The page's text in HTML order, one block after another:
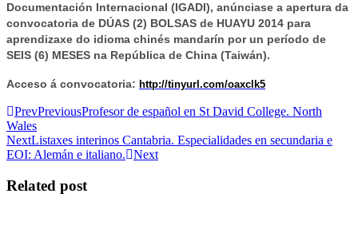
Documentación Internacional (IGADI), anúnciase a apertura da
convocatoria de DÚAS (2) BOLSAS de HUAYU 2014 para
aprendizaxe do idioma chinés mandarín por un período de
SEIS (6) MESES na República de China (Taiwán).
Acceso á convocatoria: http://tinyurl.com/oaxclk5
PrevPreviousProfesor de español en St David College. North
Wales
NextListaxes interinos Cantabria. Especialidades en secundaria e
EOI: Alemán e italiano.
Next
Related post